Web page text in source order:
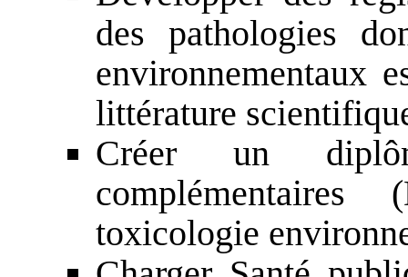
des pathologies
environnementaux
littérature
Créer un
toxicologie